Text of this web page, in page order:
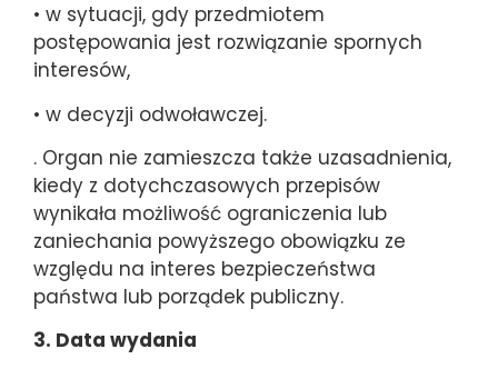
• w sytuacji, gdy przedmiotem
postępowania jest rozwiązanie spornych
interesów,
• w decyzji odwoławczej.
. Organ nie zamieszcza także uzasadnienia,
kiedy z dotychczasowych przepisów
wynikała możliwość ograniczenia lub
zaniechania powyższego obowiązku ze
względu na interes bezpieczeństwa
państwa lub porządek publiczny.
3. Data wydania